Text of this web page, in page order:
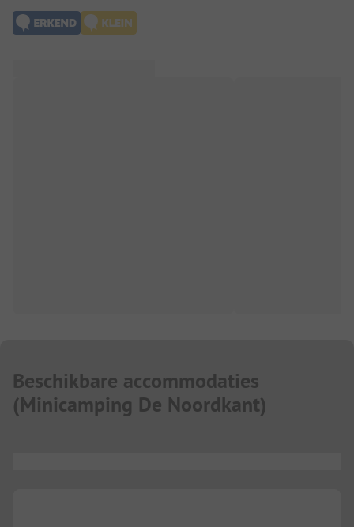
Beschikbare accommodaties
(Minicamping De Noordkant)